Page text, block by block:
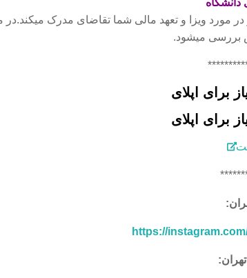
در مورد ویزا و تعهد مالی شما تقاضای مدرک میکند.در
بررسی میشود.
برای اپلای
برای اپلای
https://